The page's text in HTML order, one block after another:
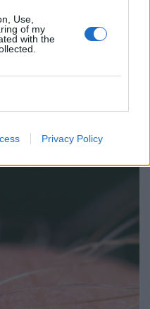
Use,
of my
with the
Privacy Policy
στην Αττική –